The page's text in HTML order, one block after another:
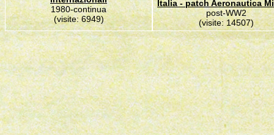
1980-continua
(visite: 6949)
Italia - patch Aeronautica
post-WW2
(visite: 14507)